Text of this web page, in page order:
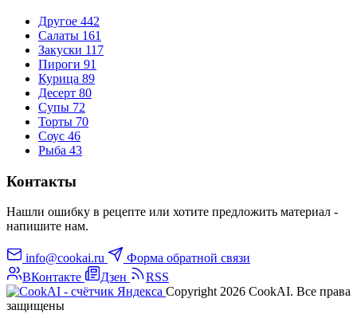
Другое 442
Салаты 161
Закуски 117
Пироги 91
Курица 89
Десерт 80
Супы 72
Торты 70
Соус 46
Рыба 43
Контакты
Нашли ошибку в рецепте или хотите предложить материал -
напишите нам.
info@cookai.ru
Форма обратной связи
ВКонтакте
Дзен
RSS
Copyright 2026 CookAI. Все права
защищены